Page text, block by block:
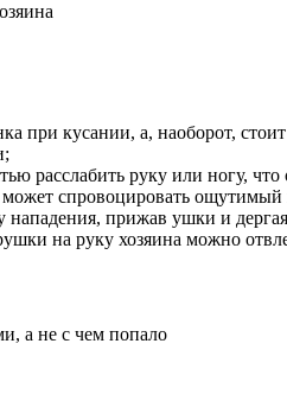
при кусании, а, наоборот,
расслабить руку или ногу,
может спровоцировать
нападения, прижав ушки и
на руку хозяина можно
а не с чем попало